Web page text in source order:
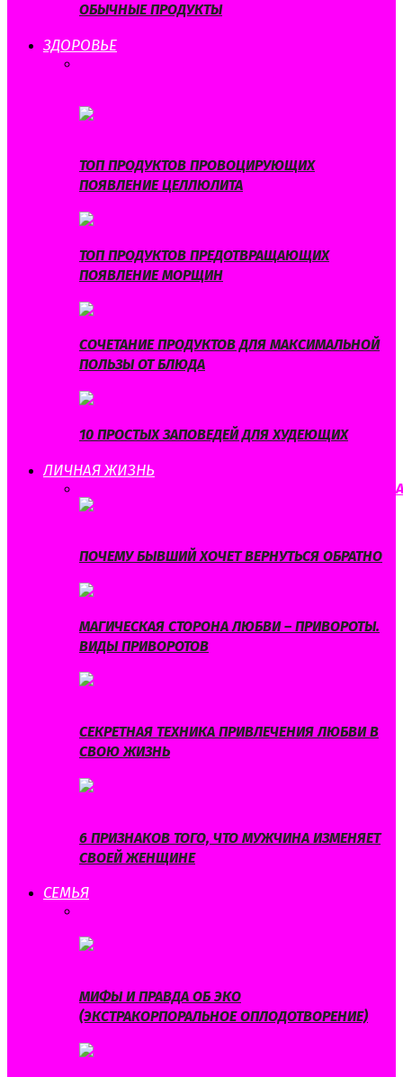
ОБЫЧНЫЕ ПРОДУКТЫ
ЗДОРОВЬЕ
ТОП ПРОДУКТОВ ПРОВОЦИРУЮЩИХ
ПОЯВЛЕНИЕ ЦЕЛЛЮЛИТА
ТОП ПРОДУКТОВ ПРЕДОТВРАЩАЮЩИХ
ПОЯВЛЕНИЕ МОРЩИН
СОЧЕТАНИЕ ПРОДУКТОВ ДЛЯ МАКСИМАЛЬНОЙ
ПОЛЬЗЫ ОТ БЛЮДА
10 ПРОСТЫХ ЗАПОВЕДЕЙ ДЛЯ ХУДЕЮЩИХ
ЛИЧНАЯ ЖИЗНЬ
СВАДЬБА
ПОЧЕМУ БЫВШИЙ ХОЧЕТ ВЕРНУТЬСЯ ОБРАТНО
МАГИЧЕСКАЯ СТОРОНА ЛЮБВИ – ПРИВОРОТЫ.
ВИДЫ ПРИВОРОТОВ
СЕКРЕТНАЯ ТЕХНИКА ПРИВЛЕЧЕНИЯ ЛЮБВИ В
СВОЮ ЖИЗНЬ
6 ПРИЗНАКОВ ТОГО, ЧТО МУЖЧИНА ИЗМЕНЯЕТ
СВОЕЙ ЖЕНЩИНЕ
СЕМЬЯ
МИФЫ И ПРАВДА ОБ ЭКО
(ЭКСТРАКОРПОРАЛЬНОЕ ОПЛОДОТВОРЕНИЕ)